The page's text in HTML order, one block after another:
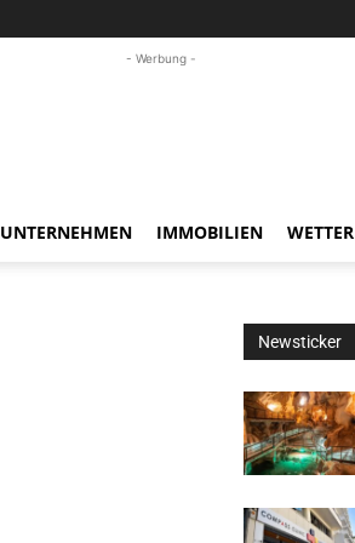
- Werbung -
UNTERNEHMEN IMMOBILIEN WETTER
Newsticker